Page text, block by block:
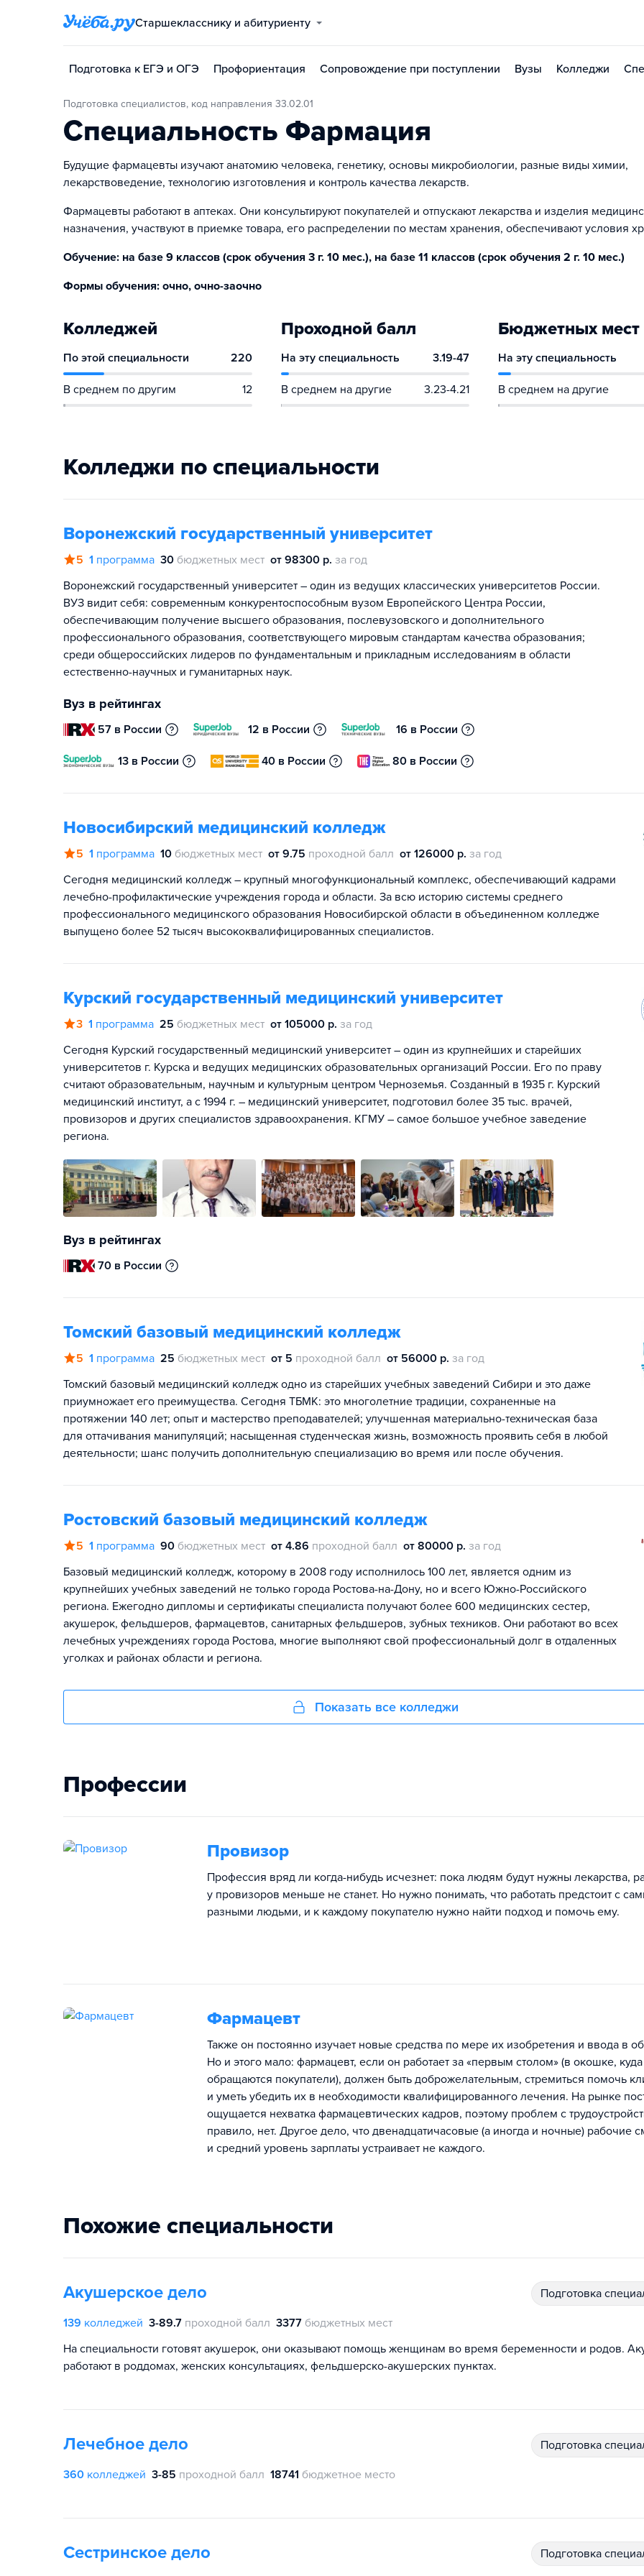
Старшекласснику и абитуриенту
Подготовка к ЕГЭ и ОГЭ Профориентация Сопровождение при поступлении Вузы Колледжи
Подготовка специалистов, код направления 33.02.01
Специальность Фармация
Будущие фармацевты изучают анатомию человека, генетику, основы микробиологии, разные виды химии,
лекарствоведение, технологию изготовления и контроль качества лекарств.
Фармацевты работают в аптеках. Они консультируют покупателей и отпускают лекарства и изделия
назначения, участвуют в приемке товара, его распределении по местам хранения, обеспечивают условия
Обучение: на базе 9 классов (срок обучения 3 г. 10 мес.), на базе 11 классов (срок обучения 2 г. 10 мес.)
Формы обучения: очно, очно-заочно
Колледжей
По этой специальности 220
В среднем по другим 12
Проходной балл
На эту специальность 3.19-47
В среднем на другие 3.23-4.21
Бюджетных мест
На эту специальность
В среднем на другие
Колледжи по специальности
Воронежский государственный университет
5 1 программа 30 бюджетных мест от 98300 р. за год
Воронежский государственный университет – один из ведущих классических университетов России.
ВУЗ видит себя: современным конкурентоспособным вузом Европейского Центра России,
обеспечивающим получение высшего образования, послевузовского и дополнительного
профессионального образования, соответствующего мировым стандартам качества образования;
среди общероссийских лидеров по фундаментальным и прикладным исследованиям в области
естественно-научных и гуманитарных наук.
Вуз в рейтингах
57 в России 12 в России 16 в России
13 в России 40 в России 80 в России
Новосибирский медицинский колледж
5 1 программа 10 бюджетных мест от 9.75 проходной балл от 126000 р. за год
Сегодня медицинский колледж – крупный многофункциональный комплекс, обеспечивающий кадрами
лечебно-профилактические учреждения города и области. За всю историю системы среднего
профессионального медицинского образования Новосибирской области в объединенном колледже
выпущено более 52 тысяч высококвалифицированных специалистов.
Курский государственный медицинский университет
3 1 программа 25 бюджетных мест от 105000 р. за год
Сегодня Курский государственный медицинский университет – один из крупнейших и старейших
университетов г. Курска и ведущих медицинских образовательных организаций России. Его по праву
считают образовательным, научным и культурным центром Черноземья. Созданный в 1935 г. Курский
медицинский институт, а с 1994 г. – медицинский университет, подготовил более 35 тыс. врачей,
провизоров и других специалистов здравоохранения. КГМУ – самое большое учебное заведение
региона.
Вуз в рейтингах
70 в России
Томский базовый медицинский колледж
5 1 программа 25 бюджетных мест от 5 проходной балл от 56000 р. за год
Томский базовый медицинский колледж одно из старейших учебных заведений Сибири и это даже
приумножает его преимущества. Сегодня ТБМК: это многолетние традиции, сохраненные на
протяжении 140 лет; опыт и мастерство преподавателей; улучшенная материально-техническая база
для оттачивания манипуляций; насыщенная студенческая жизнь, возможность проявить себя в любой
деятельности; шанс получить дополнительную специализацию во время или после обучения.
Ростовский базовый медицинский колледж
5 1 программа 90 бюджетных мест от 4.86 проходной балл от 80000 р. за год
Базовый медицинский колледж, которому в 2008 году исполнилось 100 лет, является одним из
крупнейших учебных заведений не только города Ростова-на-Дону, но и всего Южно-Российского
региона. Ежегодно дипломы и сертификаты специалиста получают более 600 медицинских сестер,
акушерок, фельдшеров, фармацевтов, санитарных фельдшеров, зубных техников. Они работают во всех
лечебных учреждениях города Ростова, многие выполняют свой профессиональный долг в отдаленных
уголках и районах области и региона.
Показать все колледжи
Профессии
Провизор
Профессия вряд ли когда-нибудь исчезнет: пока людям будут нужны лекарства,
у провизоров меньше не станет. Но нужно понимать, что работать предстоит с
разными людьми, и к каждому покупателю нужно найти подход и помочь ему.
Фармацевт
Также он постоянно изучает новые средства по мере их изобретения и ввода в
Но и этого мало: фармацевт, если он работает за «первым столом» (в окошке, куда
обращаются покупатели), должен быть доброжелательным, стремиться помочь
и уметь убедить их в необходимости квалифицированного лечения. На рынке
ощущается нехватка фармацевтических кадров, поэтому проблем с
правило, нет. Другое дело, что двенадцатичасовые (а иногда и ночные) рабочие
и средний уровень зарплаты устраивает не каждого.
Похожие специальности
Акушерское дело подготовка
139 колледжей 3-89.7 проходной балл 3377 бюджетных мест
На специальности готовят акушерок, они оказывают помощь женщинам во время беременности и родов.
работают в роддомах, женских консультациях, фельдшерско-акушерских пунктах.
Лечебное дело подготовка
360 колледжей 3-85 проходной балл 18741 бюджетное место
Сестринское дело подготовка